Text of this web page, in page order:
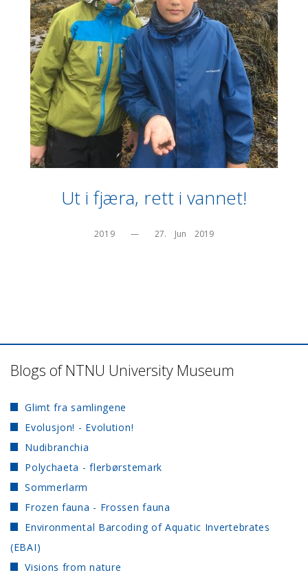
Ut i fjæra, rett i vannet!
2019 — 27.    Jun    2019
Blogs of NTNU University Museum
Glimt fra samlingene
Evolusjon! - Evolution!
Nudibranchia
Polychaeta - flerbørstemark
Sommerlarm
Frozen fauna - Frossen fauna
Environmental Barcoding of Aquatic Invertebrates
(EBAI)
Visions from nature